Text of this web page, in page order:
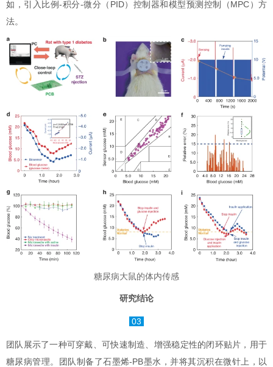
如，引入比例-积分-微分（PID）控制器和模型预测控制（MPC）方
法。
糖尿病大鼠的体内传感
研究结论
03
团队展示了一种可穿戴、可快速制造、增强稳定性的闭环贴片，用于
糖尿病管理。团队制备了石墨烯-PB墨水，并将其沉积在微针上，以